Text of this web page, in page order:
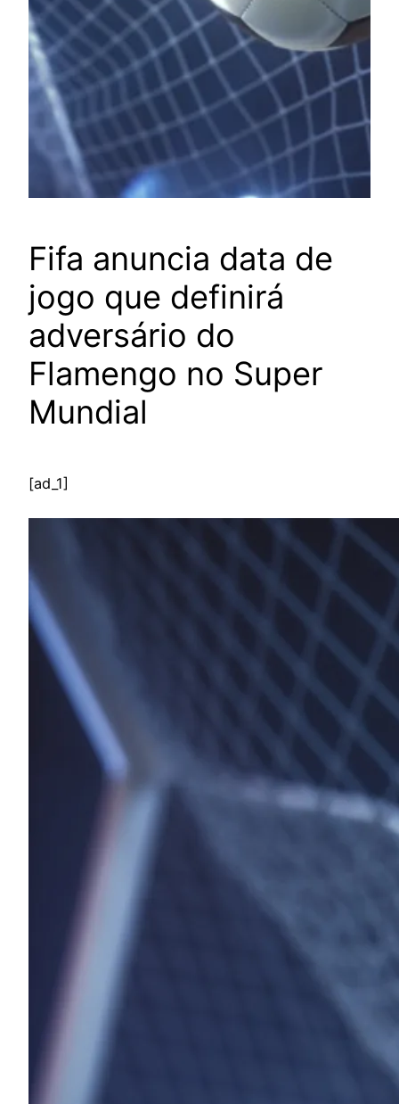
Fifa anuncia data de
jogo que definirá
adversário do
Flamengo no Super
Mundial
[ad_1]